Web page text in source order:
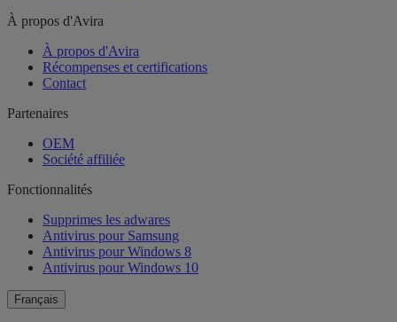
À propos d'Avira
À propos d'Avira
Récompenses et certifications
Contact
Partenaires
OEM
Société affiliée
Fonctionnalités
Supprimes les adwares
Antivirus pour Samsung
Antivirus pour Windows 8
Antivirus pour Windows 10
Français